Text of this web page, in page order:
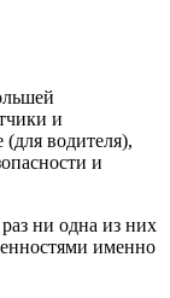
и
водителя),
и
ни одна из них
именно